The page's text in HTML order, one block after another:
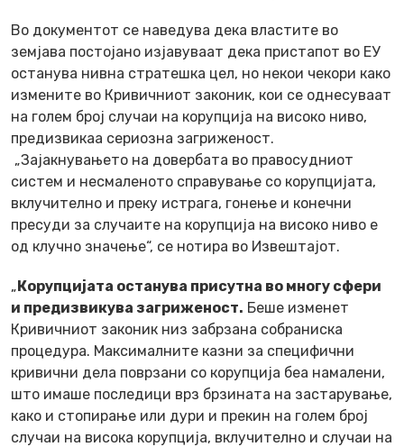
Во документот се наведува дека властите во
земјава постојано изјавуваат дека пристапот во ЕУ
останува нивна стратешка цел, но некои чекори како
измените во Кривичниот законик, кои се однесуваат
на голем број случаи на корупција на високо ниво,
предизвикаа сериозна загриженост.
„Зајакнувањето на довербата во правосудниот
систем и несмаленото справување со корупцијата,
вклучително и преку истрага, гонење и конечни
пресуди за случаите на корупција на високо ниво е
од клучно значење“, се нотира во Извештајот.
„Корупцијата останува присутна во многу сфери
и предизвикува загриженост. Беше изменет
Кривичниот законик низ забрзана собраниска
процедура. Максималните казни за специфични
кривични дела поврзани со корупција беа намалени,
што имаше последици врз брзината на застарување,
како и стопирање или дури и прекин на голем број
случаи на висока корупција, вклучително и случаи на